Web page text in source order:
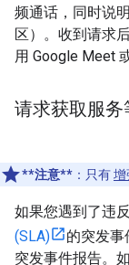
频通话，同时说
区）。收到请求
用 Google Meet
请求获取服务
**注意** ：只有增
如果您遇到了违反
(SLA)
的突发事
突发事件报告。